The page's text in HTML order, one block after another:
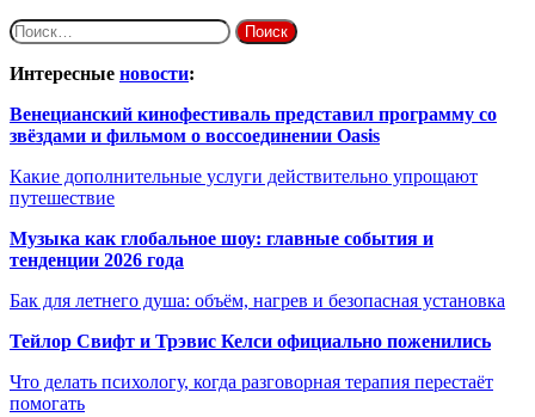
Найти:
Интересные новости:
Венецианский кинофестиваль представил программу со
звёздами и фильмом о воссоединении Oasis
Какие дополнительные услуги действительно упрощают
путешествие
Музыка как глобальное шоу: главные события и
тенденции 2026 года
Бак для летнего душа: объём, нагрев и безопасная установка
Тейлор Свифт и Трэвис Келси официально поженились
Что делать психологу, когда разговорная терапия перестаёт
помогать